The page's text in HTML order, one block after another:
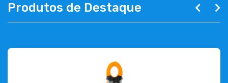
Produtos de Destaque